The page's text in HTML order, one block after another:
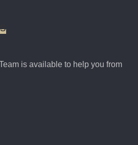
is available to help you from